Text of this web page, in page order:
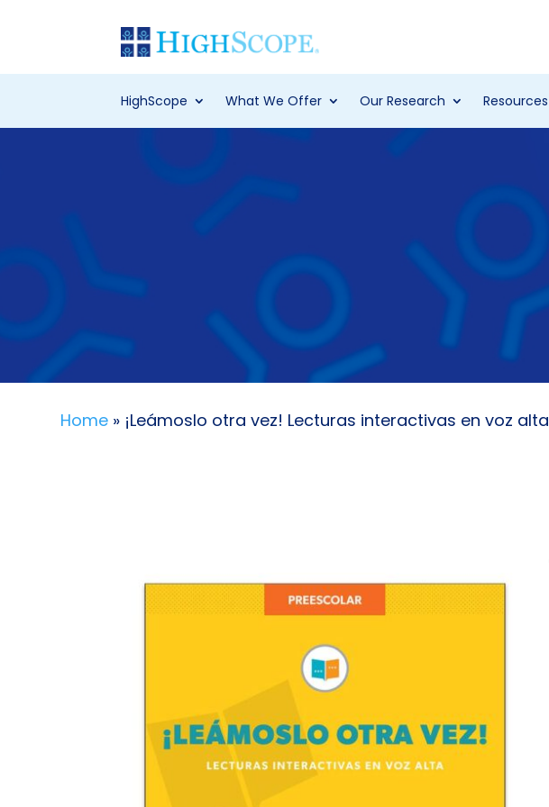
HighScope What We Offer Our Research Resources
Home » ¡Leámoslo otra vez! Lecturas interactivas en voz alta